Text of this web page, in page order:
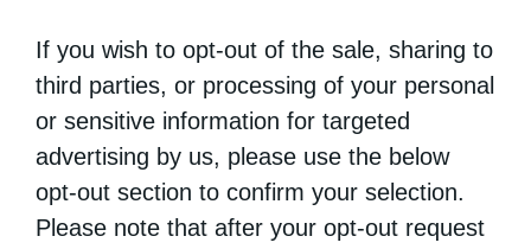
If you wish to opt-out of the sale, sharing to
third parties, or processing of your personal
or sensitive information for targeted
advertising by us, please use the below
opt-out section to confirm your selection.
Please note that after your opt-out request